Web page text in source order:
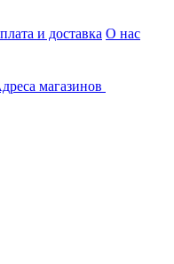
и доставка О нас
магазинов